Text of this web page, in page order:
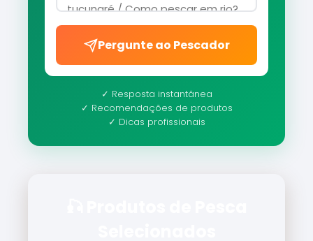
Pergunte ao Pescador
✓ Resposta instantânea
✓ Recomendações de produtos
✓ Dicas profissionais